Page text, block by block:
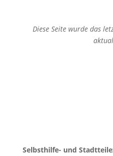
Diese Seite wurde das
Selbsthilfe- und